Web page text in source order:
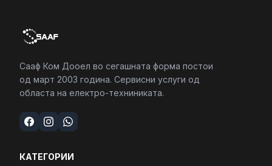
Сааф Ком Дооел во сегашната форма постои
од март 2003 година. Сервисни услуги од
областа на електро-техниниката.
КАТЕГОРИИ